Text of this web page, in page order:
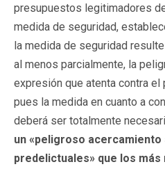
presupuestos legitimadores
medida de seguridad,
la medida de seguridad
al menos parcialmente, la
expresión que atenta contra
pues la medida en cuanto a
deberá ser totalmente
un «peligroso acercamiento
predelictuales» que los